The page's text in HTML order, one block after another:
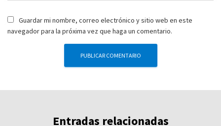
Guardar mi nombre, correo electrónico y sitio web en este
navegador para la próxima vez que haga un comentario.
Entradas relacionadas